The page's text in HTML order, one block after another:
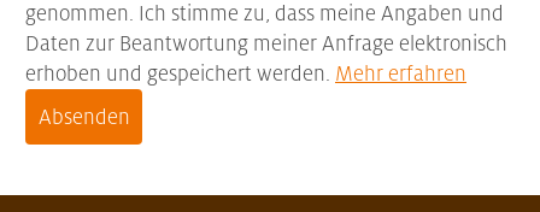
genommen. Ich stimme zu, dass meine Angaben und
Daten zur Beantwortung meiner Anfrage elektronisch
erhoben und gespeichert werden. Mehr erfahren
Absenden